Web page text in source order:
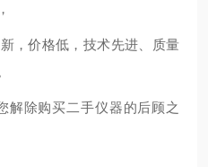
，价格低，技术先进、质量
解除购买二手仪器的后顾之